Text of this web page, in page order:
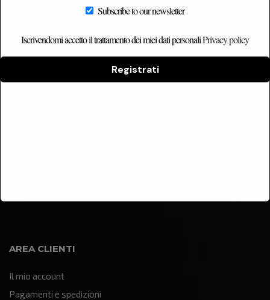
AREA CLIENTI
Il mio account
Pagamenti e spedizioni
Subscribe to our newsletter
Iscrivendomi accetto il trattamento dei miei dati personaliPrivacy policy
Registrati